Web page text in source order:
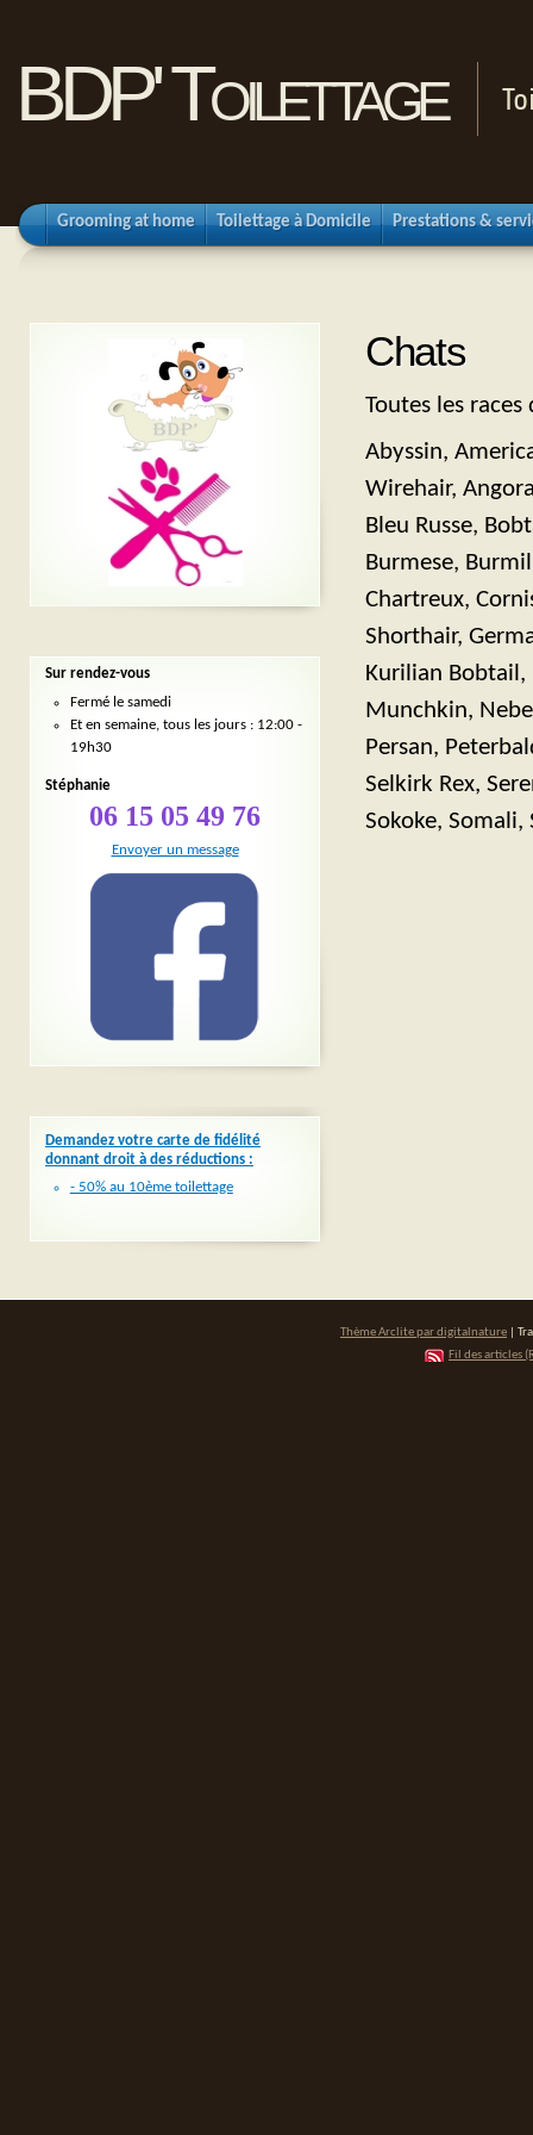
BDP' Toilettage
Grooming at home Toilettage à Domicile Prestations &
Chats
Toutes les
Abyssin,
Wirehair,
Bleu Russe,
Burmese,
Chartreux,
Shorthair,
Kurilian Bobtail,
Munchkin,
Persan,
Selkirk Rex,
Sokoke, Somali,
Sur rendez-vous
Fermé le samedi
Et en semaine, tous les jours : 12:00 -
19h30
Stéphanie
06 15 05 49 76
Envoyer un message
Demandez votre carte de fidélité
donnant droit à des réductions :
- 50% au 10ème toilettage
Thème Arclite pardigitalnature |
Fil des articles